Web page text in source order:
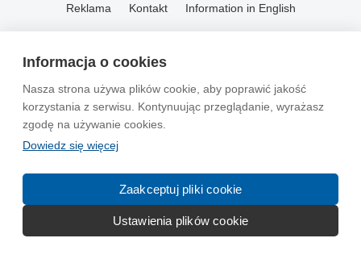
Informacja o cookies
Nasza strona używa plików cookie, aby poprawić jakość
korzystania z serwisu. Kontynuując przeglądanie, wyrażasz
zgodę na używanie cookies.
Dowiedz się więcej
Zaakceptuj pliki cookie
Ustawienia plików cookie
Reklama Kontakt Information in English